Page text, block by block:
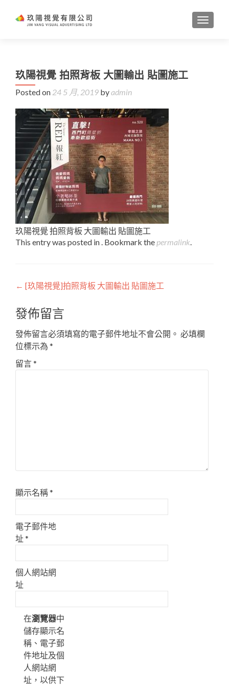
玖陽視覺 拍照背板 大圖輸出 貼圖施工
Posted on 24 5 月, 2019 byadmin
玖陽視覺 拍照背板 大圖輸出 貼圖施工
This entry was posted in . Bookmark the permalink.
Post
navigation
← [玖陽視覺]拍照背板 大圖輸出 貼圖施工
發佈留言
發佈留言必須填寫的電子郵件地址不會公開。 必填欄
位標示為 *
留言*
顯示名稱*
電子郵件地
址*
個人網站網
址
在瀏覽器中
儲存顯示名
稱、電子郵
件地址及個
人網站網
址，以供下